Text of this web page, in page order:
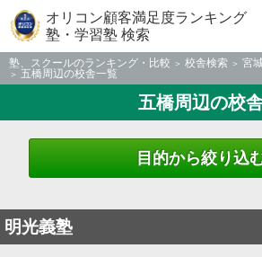
オリコン顧客満足度ランキング
塾・学習塾 検索
塾、スクールのランキング・比較 校舎検索
宮
五橋周辺の校舎一覧
五橋周辺の校
目的から絞り込
明光義塾